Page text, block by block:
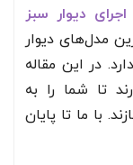
اجرای دیوار سبز
مدل‌های دیوار
در این مقاله
تا شما را به
با ما تا پایان